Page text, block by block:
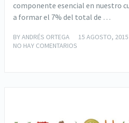
componente esencial en nuestro
a formar el 7% del total de …
BYANDRÉS ORTEGA 15 AGOSTO, 2015
NO HAY COMENTARIOS